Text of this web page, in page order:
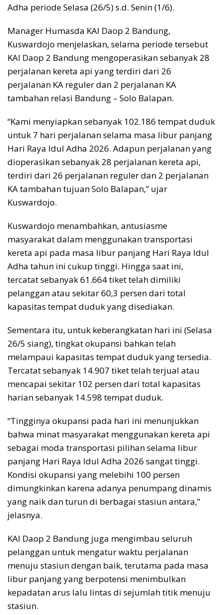
Adha periode Selasa (26/5) s.d. Senin (1/6).
Manager Humasda KAI Daop 2 Bandung,
Kuswardojo menjelaskan, selama periode tersebut
KAI Daop 2 Bandung mengoperasikan sebanyak 28
perjalanan kereta api yang terdiri dari 26
perjalanan KA reguler dan 2 perjalanan KA
tambahan relasi Bandung – Solo Balapan.
“Kami menyiapkan sebanyak 102.186 tempat duduk
untuk 7 hari perjalanan selama masa libur panjang
Hari Raya Idul Adha 2026. Adapun perjalanan yang
dioperasikan sebanyak 28 perjalanan kereta api,
terdiri dari 26 perjalanan reguler dan 2 perjalanan
KA tambahan tujuan Solo Balapan,” ujar
Kuswardojo.
Kuswardojo menambahkan, antusiasme
masyarakat dalam menggunakan transportasi
kereta api pada masa libur panjang Hari Raya Idul
Adha tahun ini cukup tinggi. Hingga saat ini,
tercatat sebanyak 61.664 tiket telah dimiliki
pelanggan atau sekitar 60,3 persen dari total
kapasitas tempat duduk yang disediakan.
Sementara itu, untuk keberangkatan hari ini (Selasa
26/5 siang), tingkat okupansi bahkan telah
melampaui kapasitas tempat duduk yang tersedia.
Tercatat sebanyak 14.907 tiket telah terjual atau
mencapai sekitar 102 persen dari total kapasitas
harian sebanyak 14.598 tempat duduk.
“Tingginya okupansi pada hari ini menunjukkan
bahwa minat masyarakat menggunakan kereta api
sebagai moda transportasi pilihan selama libur
panjang Hari Raya Idul Adha 2026 sangat tinggi.
Kondisi okupansi yang melebihi 100 persen
dimungkinkan karena adanya penumpang dinamis
yang naik dan turun di berbagai stasiun antara,”
jelasnya.
KAI Daop 2 Bandung juga mengimbau seluruh
pelanggan untuk mengatur waktu perjalanan
menuju stasiun dengan baik, terutama pada masa
libur panjang yang berpotensi menimbulkan
kepadatan arus lalu lintas di sejumlah titik menuju
stasiun.